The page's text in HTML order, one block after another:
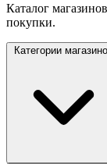
Каталог
покупки.
Категории